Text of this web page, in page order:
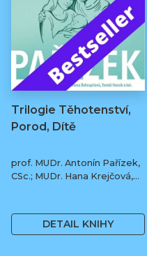
Trilogie Těhotenství,
Porod, Dítě
prof. MUDr. Antonín Pařízek,
CSc.; MUDr. Hana Krejčová,
Tomáš Honzík, Ph.D. a kol.
DETAIL KNIHY